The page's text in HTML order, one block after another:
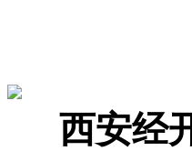
西安经